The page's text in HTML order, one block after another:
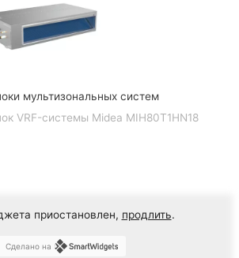
мультизональных систем
VRF-системы Midea MIH80T1HN18
приостановлен, продлить.
Сделано на